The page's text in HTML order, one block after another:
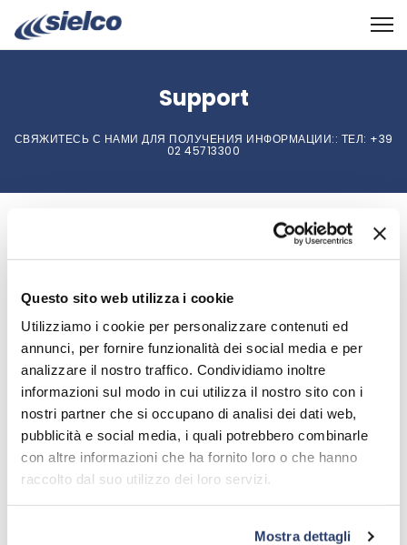
Questo sito web utilizza i cookie
Utilizziamo i cookie per personalizzare contenuti ed
annunci, per fornire funzionalità dei social media e per
analizzare il nostro traffico. Condividiamo inoltre
informazioni sul modo in cui utilizza il nostro sito con i
nostri partner che si occupano di analisi dei dati web,
pubblicità e social media, i quali potrebbero combinarle
con altre informazioni che ha fornito loro o che hanno
raccolto dal suo utilizzo dei loro servizi.
Mostra dettagli
Support
СВЯЖИТЕСЬ С НАМИ ДЛЯ ПОЛУЧЕНИЯ ИНФОРМАЦИИ:: ТЕЛ: +39
02 45713300
Для доступа к зоне поддержки вам необходимо
Email
Password
Забыли пароль?